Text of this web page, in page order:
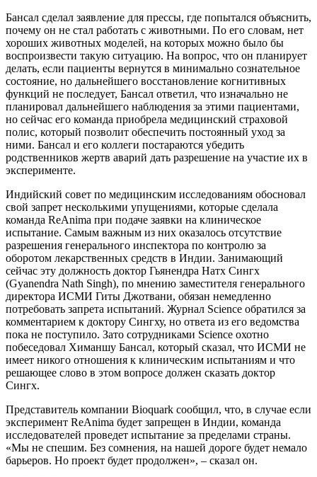
Бансал сделал заявление для прессы, где попытался объяснить,
почему он не стал работать с животными. По его словам, нет
хороших животных моделей, на которых можно было бы
воспроизвести такую ситуацию. На вопрос, что он планирует
делать, если пациенты вернутся в минимально сознательное
состояние, но дальнейшего восстановление когнитивных
функций не последует, Бансал ответил, что изначально не
планировал дальнейшего наблюдения за этими пациентами,
но сейчас его команда приобрела медицинский страховой
полис, который позволит обеспечить постоянный уход за
ними. Бансал и его коллеги постараются убедить
родственников жертв аварий дать разрешение на участие их в
эксперименте.
Индийский совет по медицинским исследованиям обосновал
свой запрет несколькими упущениями, которые сделала
команда ReAnima при подаче заявки на клиническое
испытание. Самым важным из них оказалось отсутствие
разрешения генерального инспектора по контролю за
оборотом лекарственных средств в Индии. Занимающий
сейчас эту должность доктор Гьянендра Натх Сингх
(Gyanendra Nath Singh), по мнению заместителя генерального
директора ИСМИ Гиты Джотвани, обязан немедленно
потребовать запрета испытаний. Журнал Science обратился за
комментарием к доктору Сингху, но ответа из его ведомства
пока не поступило. Зато сотрудниками Science охотно
побеседовал Химаншу Бансал, который сказал, что ИСМИ не
имеет никого отношения к клиническим испытаниям и что
решающее слово в этом вопросе должен сказать доктор
Сингх.
Представитель компании Bioquark сообщил, что, в случае если
эксперимент ReAnima будет запрещен в Индии, команда
исследователей проведет испытание за пределами страны.
«Мы не спешим. Без сомнения, на нашей дороге будет немало
барьеров. Но проект будет продолжен», – сказал он.